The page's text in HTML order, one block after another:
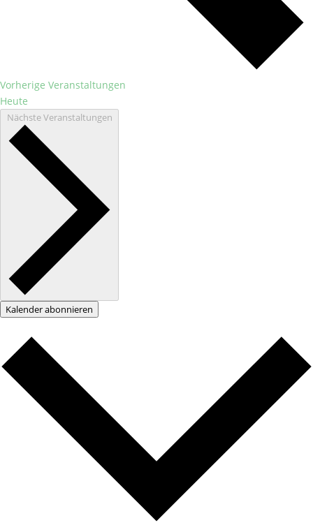
Vorherige Veranstaltungen
Heute
NächsteVeranstaltungen
Kalender abonnieren